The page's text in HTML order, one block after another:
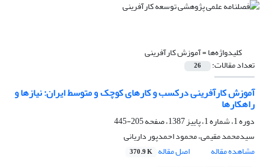
کلیدواژه‌ها =آموزش کارآفرینی
تعداد مقالات: 26
آموزش کارآفرینی درکسب و کارهای کوچک و متوسط ایران: نیازها و
راهکارها
دوره 1، شماره 1، پاییز 1387، صفحه
205-445
سیدمحمد مقیمی، محمود احمدپور داریانی
مشاهده مقاله
اصل مقاله 370.9 K